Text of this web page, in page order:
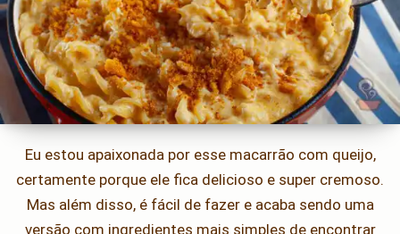
Eu estou apaixonada por esse macarrão com queijo,
certamente porque ele fica delicioso e super cremoso.
Mas além disso, é fácil de fazer e acaba sendo uma
versão com ingredientes mais simples de encontrar